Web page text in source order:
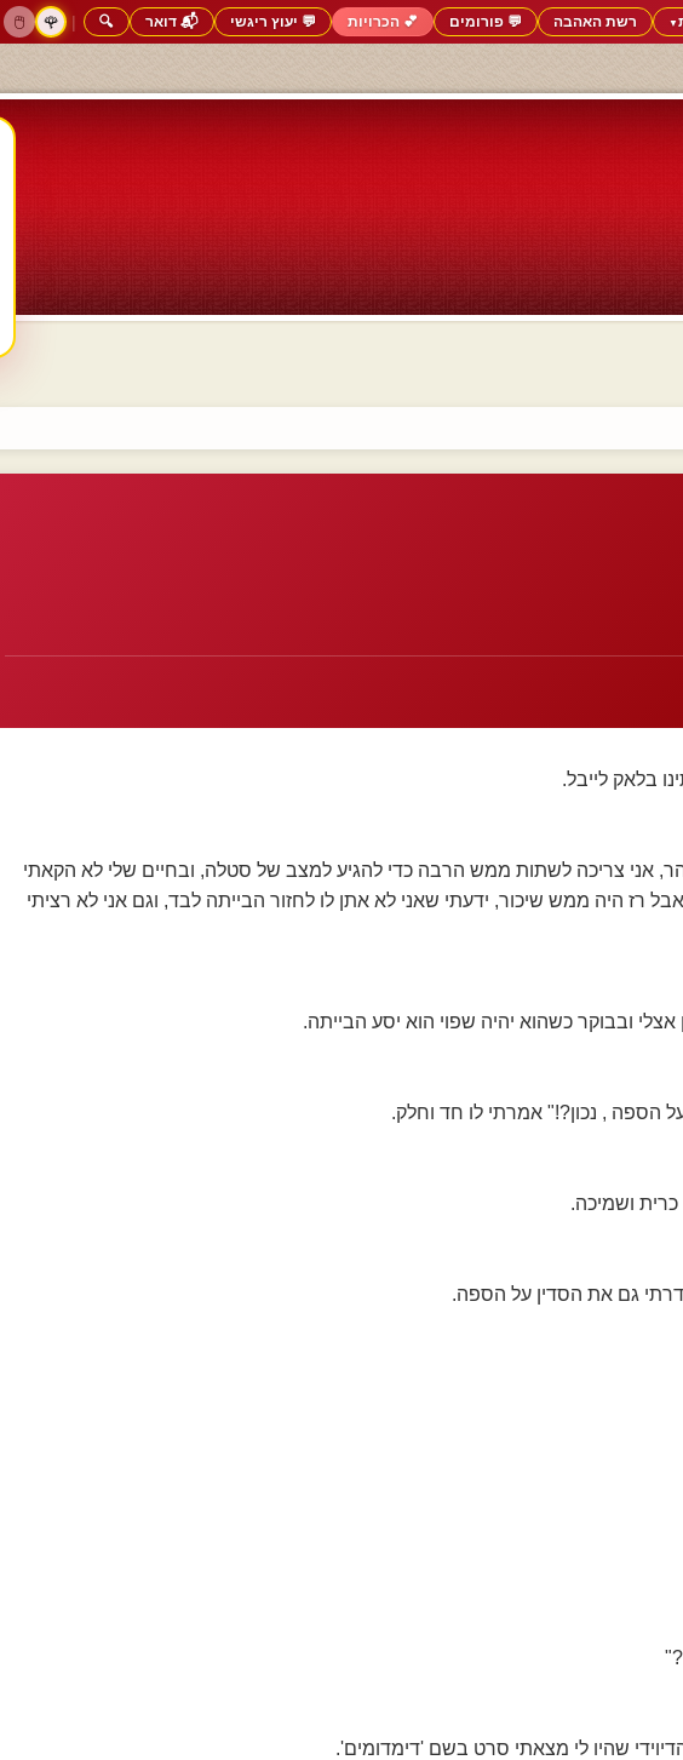
▼ רשת האהבה 💬 פורומים 💕 הכרויות 💬 יעוץ ריגשי 📬 דואר 🔍
|
🌹
🖱️
אני צריכה לשתות ממש הרבה כדי להגיע למצב של סטלה, ובחיים שלי לא הקאתי
רז היה ממש שיכור, ידעתי שאני לא אתן לו לחזור הבייתה לבד, וגם אני לא רציתי
ובבוקר כשהוא יהיה שפוי הוא יסע הבייתה.
הספה , נכון?!" אמרתי לו חד וחלק.
ושמיכה.
גם את הסדין על הספה.
שהיו לי מצאתי סרט בשם 'דימדומים'.